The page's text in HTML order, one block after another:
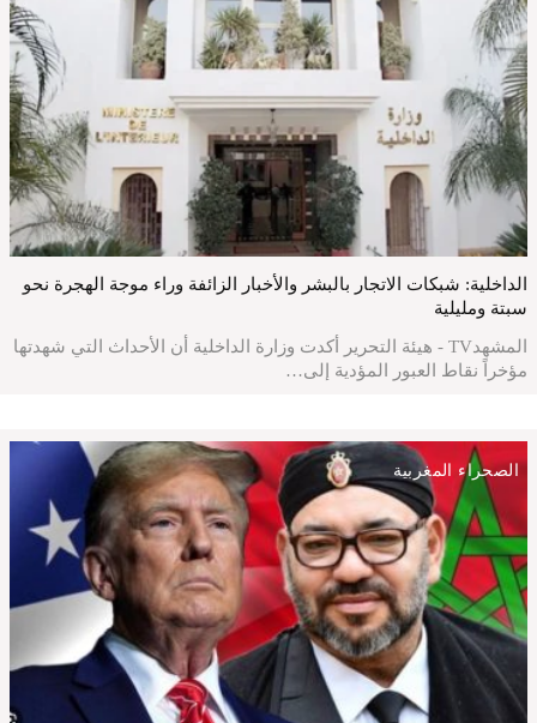
الداخلية: شبكات الاتجار بالبشر والأخبار الزائفة وراء موجة الهجرة نحو
سبتة ومليلية
المشهدTV - هيئة التحرير أكدت وزارة الداخلية أن الأحداث التي شهدتها
مؤخراً نقاط العبور المؤدية إلى…
الصحراء المغربية